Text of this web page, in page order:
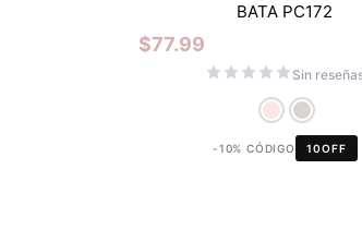
BATA PC172
$77.99
Sin
-10% CÓDIGO 10OFF